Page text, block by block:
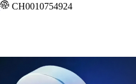
CH0010754924